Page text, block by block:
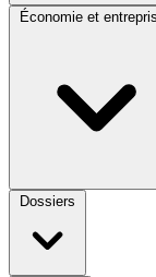
Économie et
Dossiers